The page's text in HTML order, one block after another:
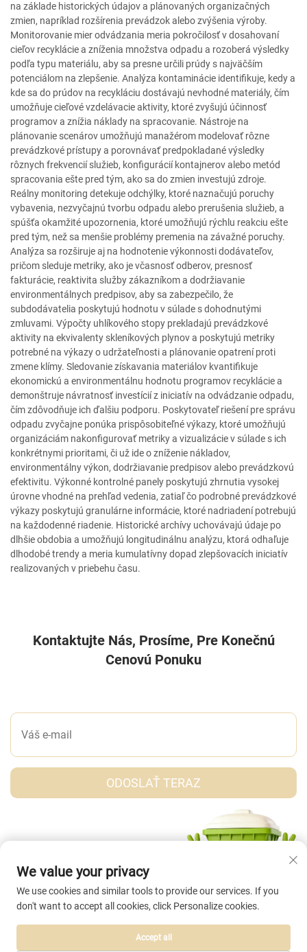
na základe historických údajov a plánovaných organizačných
zmien, napríklad rozšírenia prevádzok alebo zvýšenia výroby.
Monitorovanie mier odvádzania meria pokročilosť v dosahovaní
cieľov recyklácie a zníženia množstva odpadu a rozoberá výsledky
podľa typu materiálu, aby sa presne určili prúdy s najväčším
potenciálom na zlepšenie. Analýza kontaminácie identifikuje, kedy a
kde sa do prúdov na recykláciu dostávajú nevhodné materiály, čím
umožňuje cieľové vzdelávacie aktivity, ktoré zvyšujú účinnosť
programov a znížia náklady na spracovanie. Nástroje na
plánovanie scenárov umožňujú manažérom modelovať rôzne
prevádzkové prístupy a porovnávať predpokladané výsledky
rôznych frekvencií služieb, konfigurácií kontajnerov alebo metód
spracovania ešte pred tým, ako sa do zmien investujú zdroje.
Reálny monitoring detekuje odchýlky, ktoré naznačujú poruchy
vybavenia, nezvyčajnú tvorbu odpadu alebo prerušenia služieb, a
spúšťa okamžité upozornenia, ktoré umožňujú rýchlu reakciu ešte
pred tým, než sa menšie problémy premenia na závažné poruchy.
Analýza sa rozširuje aj na hodnotenie výkonnosti dodávateľov,
pričom sleduje metriky, ako je včasnosť odberov, presnosť
fakturácie, reaktivita služby zákazníkom a dodržiavanie
environmentálnych predpisov, aby sa zabezpečilo, že
subdodávatelia poskytujú hodnotu v súlade s dohodnutými
zmluvami. Výpočty uhlíkového stopy prekladajú prevádzkové
aktivity na ekvivalenty skleníkových plynov a poskytujú metriky
potrebné na výkazy o udržateľnosti a plánovanie opatrení proti
zmene klímy. Sledovanie získavania materiálov kvantifikuje
ekonomickú a environmentálnu hodnotu programov recyklácie a
demonštruje návratnosť investícií z iniciatív na odvádzanie odpadu,
čím zdôvodňuje ich ďalšiu podporu. Poskytovateľ riešení pre správu
odpadu zvyčajne ponúka prispôsobiteľné výkazy, ktoré umožňujú
organizáciám nakonfigurovať metriky a vizualizácie v súlade s ich
konkrétnymi prioritami, či už ide o zníženie nákladov,
environmentálny výkon, dodržiavanie predpisov alebo prevádzkovú
efektivitu. Výkonné kontrolné panely poskytujú zhrnutia vysokej
úrovne vhodné na prehľad vedenia, zatiaľ čo podrobné prevádzkové
výkazy poskytujú granulárne informácie, ktoré nadriadení potrebujú
na každodenné riadenie. Historické archívy uchovávajú údaje po
dlhšie obdobia a umožňujú longitudinálnu analýzu, ktorá odhaľuje
dlhodobé trendy a meria kumulatívny dopad zlepšovacích iniciatív
realizovaných v priebehu času.
Kontaktujte Nás, Prosíme, Pre Konečnú
Cenovú Ponuku
ODOSLAŤ TERAZ
Autorské práva © Taizhou Abei Plastic Co., Ltd. Všetky práva vyhradené. |
We value your privacy
We use cookies and similar tools to provide our services. If you
don't want to accept all cookies, click Personalize cookies.
Accept all